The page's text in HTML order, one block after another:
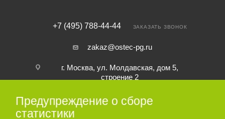
+7 (495) 788-44-44 ЗАКАЗАТЬ ЗВОНОК
zakaz@ostec-pg.ru
г. Москва, ул. Молдавская, дом 5,
строение 2
ПОДПИСАТЬСЯ НА РАССЫЛКУ
Предупреждение о сборе
статистики